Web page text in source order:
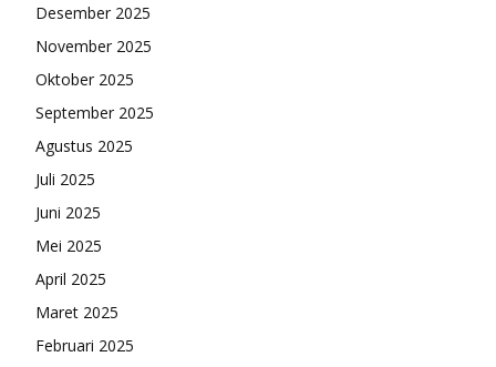
Desember 2025
November 2025
Oktober 2025
September 2025
Agustus 2025
Juli 2025
Juni 2025
Mei 2025
April 2025
Maret 2025
Februari 2025